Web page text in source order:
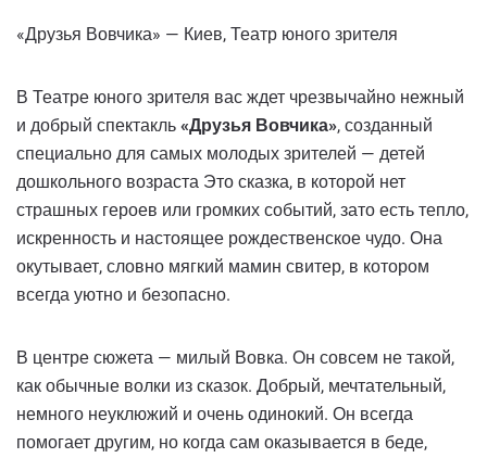
«Друзья Вовчика» — Киев, Театр юного зрителя
В Театре юного зрителя вас ждет чрезвычайно нежный
и добрый спектакль «Друзья Вовчика», созданный
специально для самых молодых зрителей — детей
дошкольного возраста Это сказка, в которой нет
страшных героев или громких событий, зато есть тепло,
искренность и настоящее рождественское чудо. Она
окутывает, словно мягкий мамин свитер, в котором
всегда уютно и безопасно.
В центре сюжета — милый Вовка. Он совсем не такой,
как обычные волки из сказок. Добрый, мечтательный,
немного неуклюжий и очень одинокий. Он всегда
помогает другим, но когда сам оказывается в беде,